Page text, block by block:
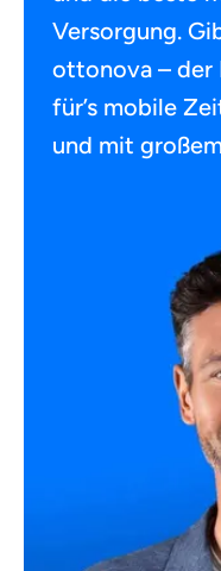
Versorgung.
ottonova – der
für’s mobile
und mit